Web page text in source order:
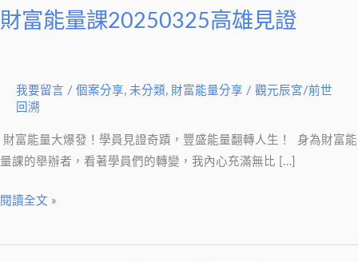
財富能量課20250325高雄見證
我要留言 / 個案分享, 未分類 , 財富能量分享 / 觀元辰宮/前世
回溯
財富能量大爆發！學員見證奇蹟，豐盛能量翻轉人生！ 身為財富能
量課的舉辦者，看著學員們的轉變，我內心充滿無比 […]
閱讀全文 »